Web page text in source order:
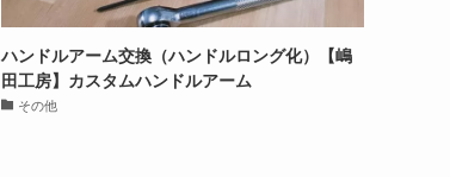
ハンドルアーム交換（ハンドルロング化）【嶋
田工房】カスタムハンドルアーム
その他